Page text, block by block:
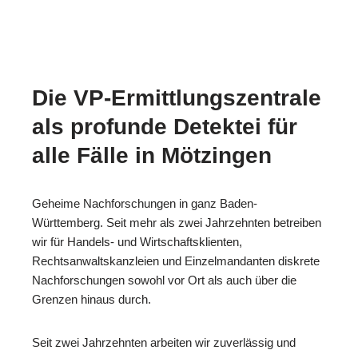
Die VP-Ermittlungszentrale
als profunde Detektei für
alle Fälle in Mötzingen
Geheime Nachforschungen in ganz Baden-
Württemberg. Seit mehr als zwei Jahrzehnten betreiben
wir für Handels- und Wirtschaftsklienten,
Rechtsanwaltskanzleien und Einzelmandanten diskrete
Nachforschungen sowohl vor Ort als auch über die
Grenzen hinaus durch.
Seit zwei Jahrzehnten arbeiten wir zuverlässig und